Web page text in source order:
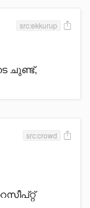
src:ekkurup
ചുണ്ട്,
src:crowd